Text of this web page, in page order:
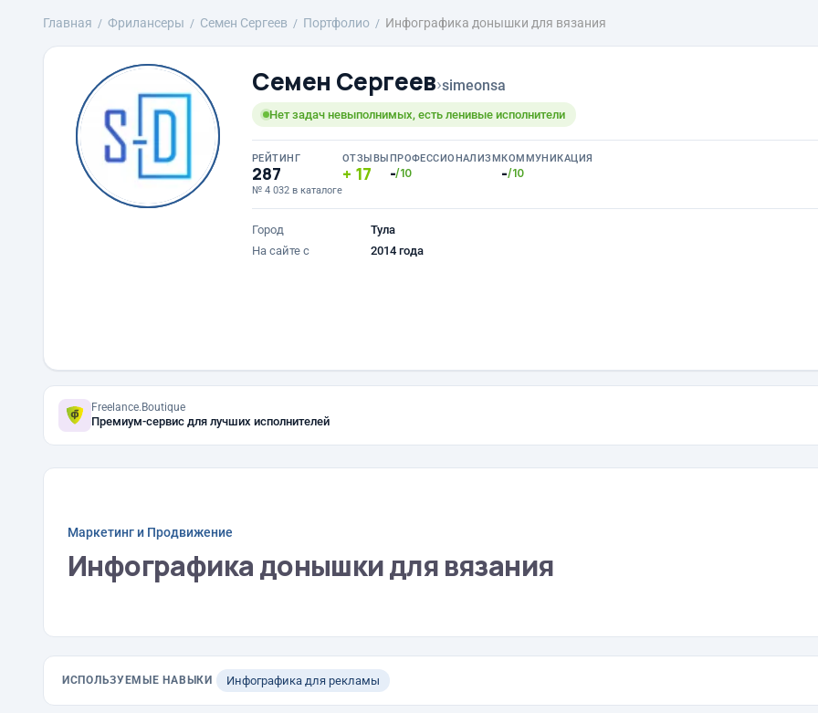
Главная Фрилансеры Семен Сергеев Портфолио Инфографика донышки для вязания
Семен Сергеев›simeonsa
Нет задач невыполнимых, есть ленивые исполнители
РЕЙТИНГ
287
№ 4 032 в каталоге
ОТЗЫВЫ
17
ПРОФЕССИОНАЛИЗМ
-/10
КОММУНИКАЦИЯ
-/10
Город
Тула
На сайте с
2014 года
Freelance.Boutique
Премиум-сервис для лучших исполнителей
Маркетинг и Продвижение
Инфографика донышки для вязания
ИСПОЛЬЗУЕМЫЕ НАВЫКИ Инфографика для рекламы